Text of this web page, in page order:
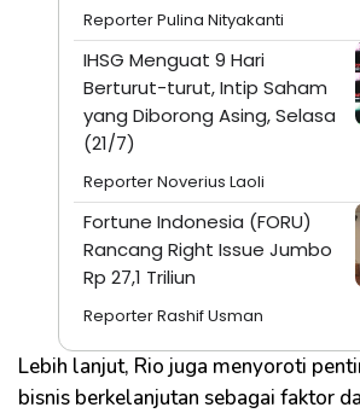
Reporter Pulina Nityakanti
IHSG Menguat 9 Hari
Berturut-turut, Intip Saham
yang Diborong Asing, Selasa
(21/7)
Reporter Noverius Laoli
Fortune Indonesia (FORU)
Rancang Right Issue Jumbo
Rp 27,1 Triliun
Reporter Rashif Usman
Lebih lanjut, Rio juga menyoroti
bisnis berkelanjutan sebagai faktor